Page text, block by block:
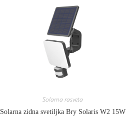
Solarna rasveta
Solarna zidna svetiljka Bry Solaris W2 15W